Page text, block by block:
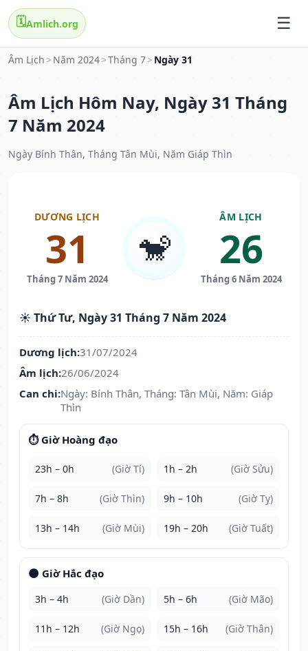
🗓️Amlich.org
Âm Lịch > Năm 2024>Tháng 7> Ngày 31
Âm Lịch Hôm Nay, Ngày 31 Tháng
7 Năm 2024
Ngày Bính Thân, Tháng Tân Mùi, Năm Giáp Thìn
DƯƠNG LỊCH
31
Tháng 7 Năm 2024
🐒
ÂM LỊCH
26
Tháng 6 Năm 2024
☀️ Thứ Tư, Ngày 31 Tháng 7 Năm 2024
Dương lịch:31/07/2024
Âm lịch:26/06/2024
Can chi:Ngày: Bính Thân, Tháng: Tân Mùi, Năm: Giáp
Thìn
⏱️ Giờ Hoàng đạo
23h – 0h (Giờ Tí) 1h – 2h (Giờ Sửu)
7h – 8h (Giờ Thìn) 9h – 10h (Giờ Tỵ)
13h – 14h (Giờ Mùi) 19h – 20h (Giờ Tuất)
🌑 Giờ Hắc đạo
3h – 4h (Giờ Dần) 5h – 6h (Giờ Mão)
11h – 12h (Giờ Ngọ) 15h – 16h (Giờ Thân)